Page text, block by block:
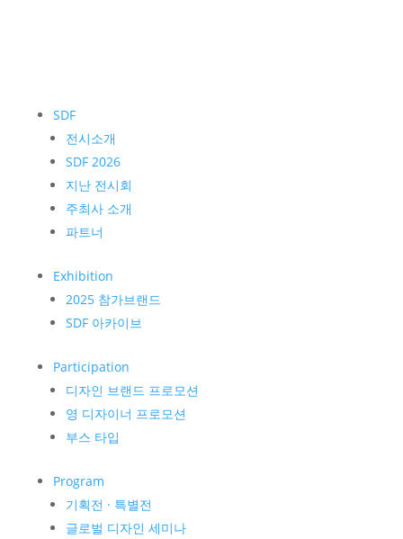
SDF
전시소개
SDF 2026
지난 전시회
주최사 소개
파트너
Exhibition
2025 참가브랜드
SDF 아카이브
Participation
디자인 브랜드 프로모션
영 디자이너 프로모션
부스 타입
Program
기획전 · 특별전
글로벌 디자인 세미나